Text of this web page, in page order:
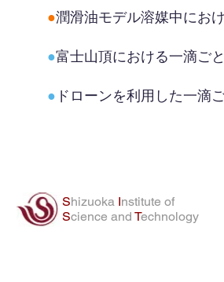
●潤滑油モデル溶媒中にお
●富士山頂における一滴ご
● ドローンを利用した一滴
Shizuoka Institute of
Science and Technology